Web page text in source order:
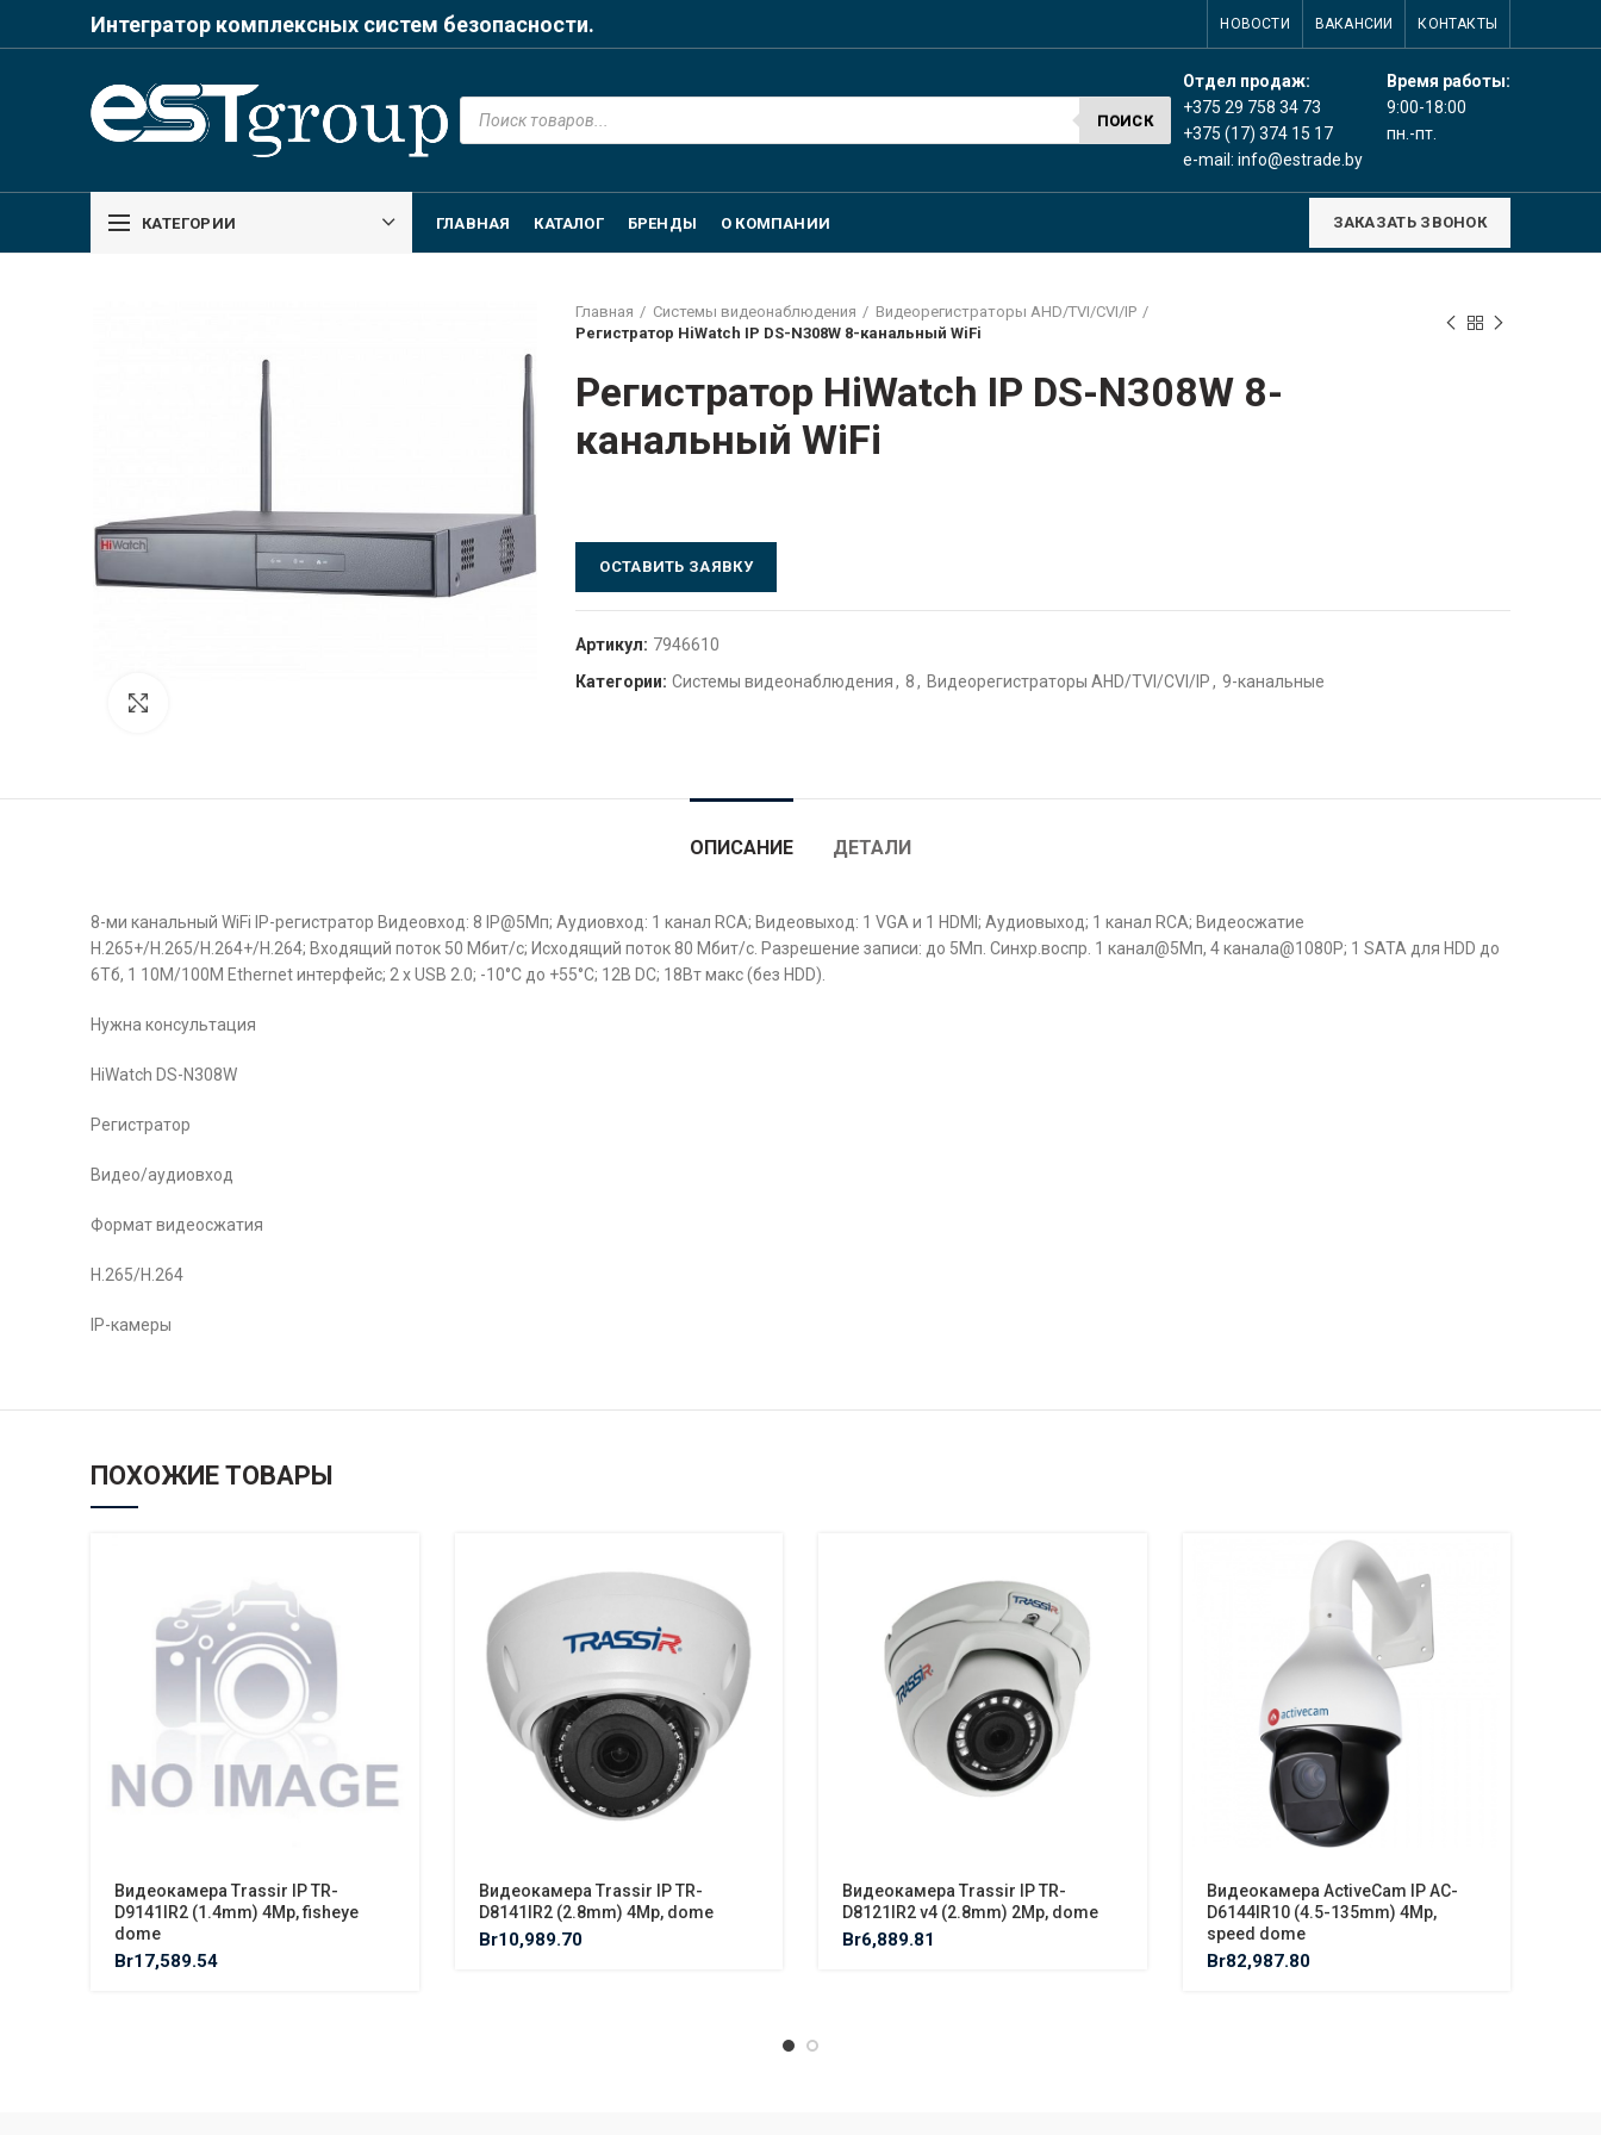
Интегратор комплексных систем безопасности. НОВОСТИ ВАКАНСИИ КОНТАКТЫ
Поиск
товаров
ПОИСК
Отдел продаж:
+375 29 758 34 73
+375 (17) 374 15 17
e-mail: info@estrade.by
Время работы:
9:00-18:00
пн.-пт.
КАТЕГОРИИ ГЛАВНАЯ КАТАЛОГ БРЕНДЫ О КОМПАНИИ ЗАКАЗАТЬ ЗВОНОК
Главная Системы видеонаблюдения
Видеорегистраторы AHD/TVI/CVI/IP
Регистратор HiWatch IP DS-N308W 8-канальный WiFi
Регистратор HiWatch IP DS-N308W 8-
канальный WiFi
ОСТАВИТЬ ЗАЯВКУ
Артикул: 7946610
Категории: Системы видеонаблюдения , 8 , Видеорегистраторы AHD/TVI/CVI/IP , 9-канальные
ОПИСАНИЕ ДЕТАЛИ
8-ми канальный WiFi IP-регистратор Видеовход: 8 IP@5Мп; Аудиовход: 1 канал RCA; Видеовыход: 1 VGA и 1 HDMI; Аудиовыход; 1 канал RCA; Видеосжатие
H.265+/H.265/H.264+/H.264; Входящий поток 50 Мбит/с; Исходящий поток 80 Мбит/с. Разрешение записи: до 5Мп. Синхр.воспр. 1 канал@5Мп, 4 канала@1080P; 1 SATA для HDD до
6Тб, 1 10M/100M Ethernet интерфейс; 2 х USB 2.0; -10°C до +55°C; 12В DC; 18Вт макс (без HDD).
Нужна консультация
HiWatch DS-N308W
Регистратор
Видео/аудиовход
Формат видеосжатия
H.265/H.264
IP-камеры
ПОХОЖИЕ ТОВАРЫ
Видеокамера Trassir IP TR-
D9141IR2 (1.4mm) 4Mp, fisheye
dome
Br17,589.54
Видеокамера Trassir IP TR-
D8141IR2 (2.8mm) 4Mp, dome
Br10,989.70
Видеокамера Trassir IP TR-
D8121IR2 v4 (2.8mm) 2Mp, dome
Br6,889.81
Видеокамера ActiveCam IP AC-
D6144IR10 (4.5-135mm) 4Mp,
speed dome
Br82,987.80